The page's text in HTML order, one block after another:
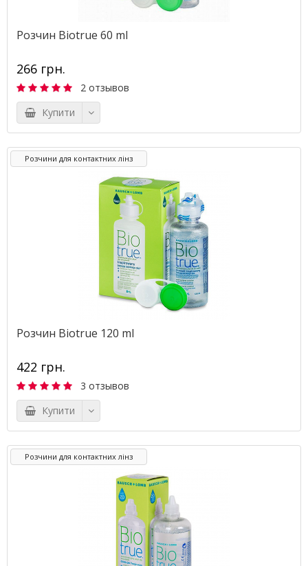
Pозчин Biotrue 60 ml
266 грн.
2 отзывов
Купити
Розчини для контактних лінз
Розчин Biotrue 120 ml
422 грн.
3 отзывов
Купити
Розчини для контактних лінз